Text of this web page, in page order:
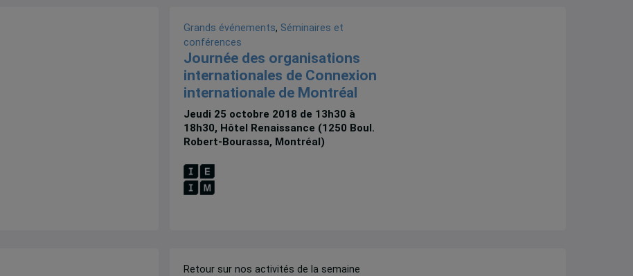
Grands événements, Séminaires et
conférences
Journée des organisations
internationales de Connexion
internationale de Montréal
Jeudi 25 octobre 2018 de 13h30 à
18h30, Hôtel Renaissance (1250 Boul.
Robert-Bourassa, Montréal)
Retour sur nos activités de la semaine